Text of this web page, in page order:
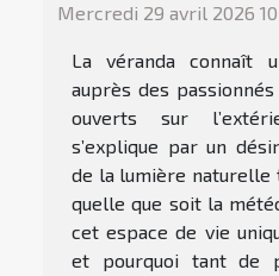
Mercredi 29 avril 2026
La véranda connaît
auprès des
ouverts sur
s’explique par un
de la lumière naturelle
quelle que soit la
cet espace de vie
et pourquoi tant de